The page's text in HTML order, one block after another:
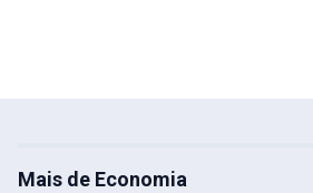
Mais de Economia